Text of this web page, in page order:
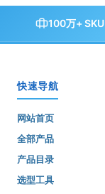
100万+ SKU
快速导航
网站首页
全部产品
产品目录
选型工具